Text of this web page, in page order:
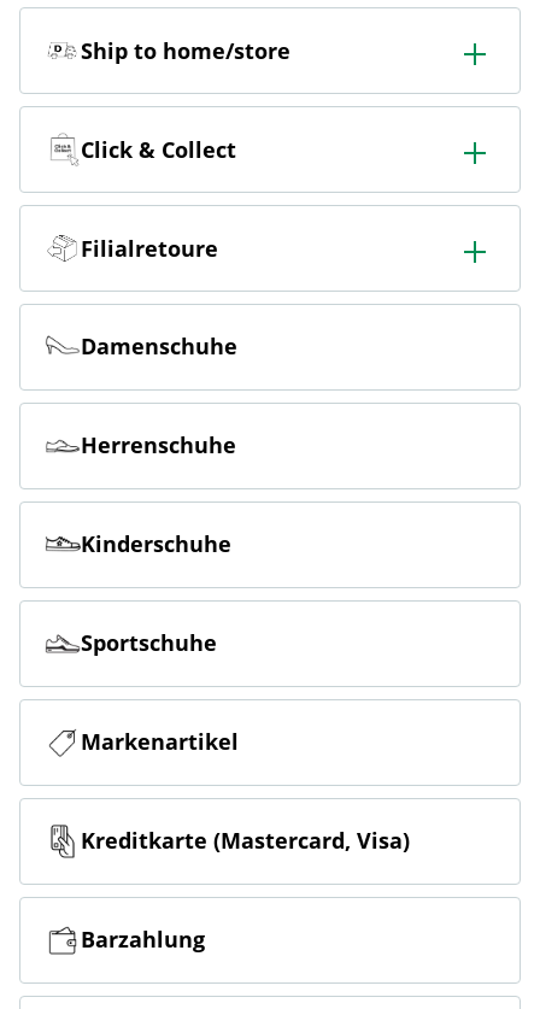
Ship to home/store
In der Filiale bestellen & in die Filiale oder nach Hause
liefern lassen.
Click & Collect
Online bestellen & kostenlos hier in der Filiale abholen
Filialretoure
Online bestellen & kostenlos in der Filiale zurückgeben
Damenschuhe
Herrenschuhe
Kinderschuhe
Sportschuhe
Markenartikel
Kreditkarte (Mastercard, Visa)
Barzahlung